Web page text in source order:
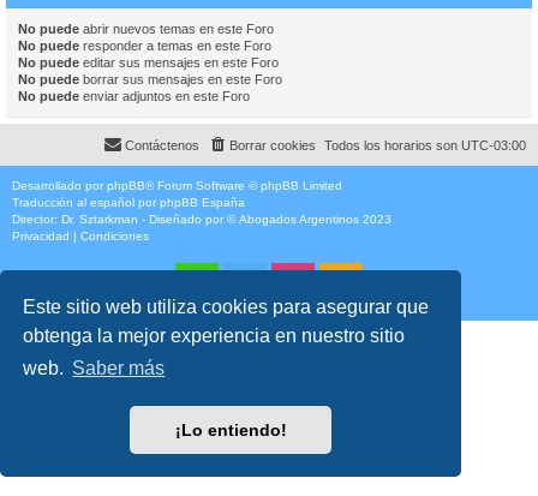
Este sitio web utiliza cookies para asegurar que
obtenga la mejor experiencia en nuestro sitio
web. Saber más
¡Lo entiendo!
No puede abrir nuevos temas en este Foro
No puede responder a temas en este Foro
No puede editar sus mensajes en este Foro
No puede borrar sus mensajes en este Foro
No puede enviar adjuntos en este Foro
Todos los horarios son UTC-03:00
Borrar cookies
Contáctenos
Desarrollado por phpBB® Forum Software © phpBB Limited
Traducción al español por phpBB España
Director: Dr. Sztarkman - Diseñado por ©Abogados Argentinos 2023
Privacidad | Condiciones